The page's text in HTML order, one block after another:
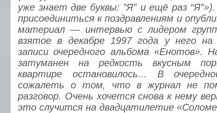
уже знает две буквы: ”Я” и ещё раз
присоединиться к поздравлениям и
материал — интервью с лидером
взятое в декабре 1997 года у него
записи очередного альбома «Енотов».
затуманен на редкость вкусным
квартире остановилось... В
сожалеть о том, что в журнал не
разговор. Очень хочется снова к нему
это случится на двадцатилетие